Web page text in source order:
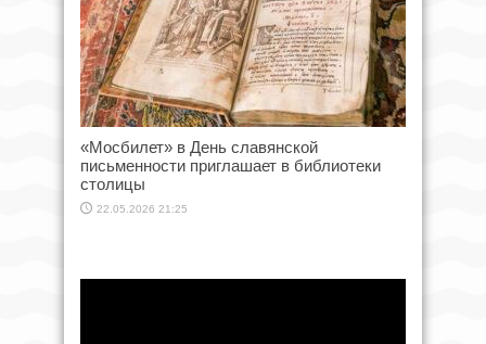
«Мосбилет» в День славянской
письменности приглашает в библиотеки
столицы
22.05.2026 21:25